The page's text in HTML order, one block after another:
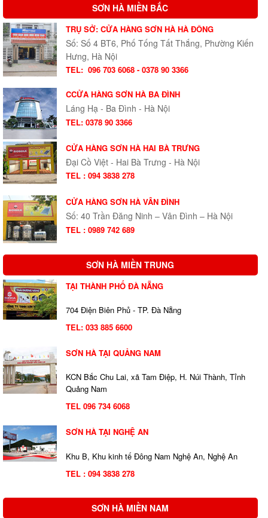
SƠN HÀ MIỀN BẮC
TRỤ SỞ: CỬA HÀNG SƠN HÀ HÀ ĐÔNG
Số: Số 4 BT6, Phố Tống Tất Thắng, Phường Kiến
Hưng, Hà Nội
TEL: 096 703 6068 - 0378 90 3366
CCỬA HÀNG SƠN HÀ BA ĐÌNH
Láng Hạ - Ba Đình - Hà Nội
TEL: 0378 90 3366
CỬA HÀNG SƠN HÀ HAI BÀ TRƯNG
Đại Cồ Việt - Hai Bà Trưng - Hà Nội
TEL : 094 3838 278
CỬA HÀNG SƠN HÀ VÂN ĐÌNH
Số: 40 Trần Đăng Ninh – Vân Đình – Hà Nội
TEL : 0989 742 689
SƠN HÀ MIỀN TRUNG
TẠI THÀNH PHỐ ĐÀ NẴNG
704 Điện Biên Phủ - TP. Đà Nẵng
TEL: 033 885 6600
SƠN HÀ TẠI QUẢNG NAM
KCN Bắc Chu Lai, xã Tam Điệp, H. Núi Thành, Tỉnh
Quảng Nam
TEL 096 734 6068
SƠN HÀ TẠI NGHỆ AN
Khu B, Khu kinh tế Đông Nam Nghệ An, Nghệ An
TEL : 094 3838 278
SƠN HÀ MIỀN NAM